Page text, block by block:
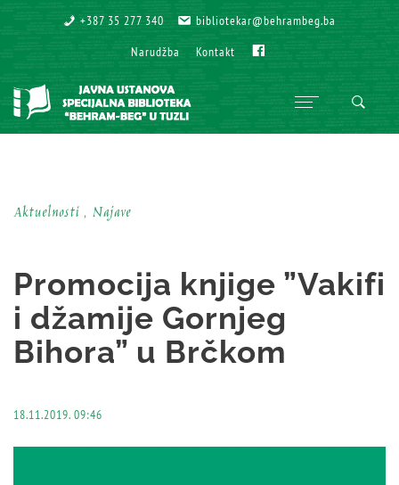
+387 35 277 340
+387 35 277 340 bibliotekar@behrambeg.ba
bibliotekar@behrambeg.ba
Narudžba
Narudžba Kontakt
Kontakt
Aktuelnosti , Najave
Promocija knjige ”Vakifi
i džamije Gornjeg
Bihora” u Brčkom
18.11.2019. 09:46